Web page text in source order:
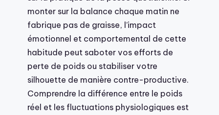
monter sur la balance chaque matin ne
fabrique pas de graisse, l’impact
émotionnel et comportemental de cette
habitude peut saboter vos efforts de
perte de poids ou stabiliser votre
silhouette de manière contre-productive.
Comprendre la différence entre le poids
réel et les fluctuations physiologiques est